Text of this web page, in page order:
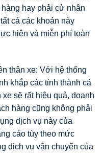
hay phải cử nhân
cả các khoản này
hiện và miễn phí toàn
thân xe: Với hệ thống
khắp các tỉnh thành cả
sẽ rất hiệu quả, doanh
hàng cũng không phải
dịch vụ này của
cáo tùy theo mức
dịch vụ vận chuyển của